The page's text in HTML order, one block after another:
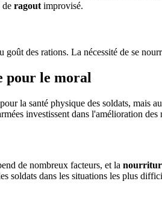
de ragout improvisé.
goût des rations. La nécessité de se
le moral
la santé physique des soldats, mais
investissent dans l'amélioration
de nombreux facteurs, et la
soldats dans les situations les plus